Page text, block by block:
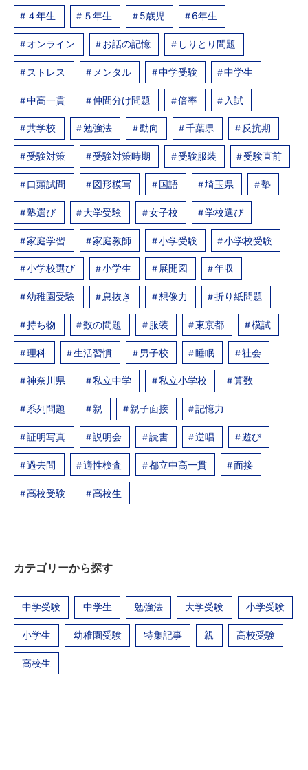
４年生 ５年生 5歳児 6年生
オンライン お話の記憶 しりとり問題
ストレス メンタル 中学受験 中学生
中高一貫 仲間分け問題 倍率 入試
共学校 勉強法 動向 千葉県 反抗期
受験対策 受験対策時期 受験服装 受験直前
口頭試問 図形模写 国語 埼玉県 塾
塾選び 大学受験 女子校 学校選び
家庭学習 家庭教師 小学受験 小学校受験
小学校選び 小学生 展開図 年収
幼稚園受験 息抜き 想像力 折り紙問題
持ち物 数の問題 服装 東京都 模試
理科 生活習慣 男子校 睡眠 社会
神奈川県 私立中学 私立小学校 算数
系列問題 親 親子面接 記憶力
証明写真 説明会 読書 逆唱 遊び
過去問 適性検査 都立中高一貫 面接
高校受験 高校生
カテゴリーから探す
中学受験 中学生 勉強法 大学受験 小学受験
小学生 幼稚園受験 特集記事 親 高校受験
高校生